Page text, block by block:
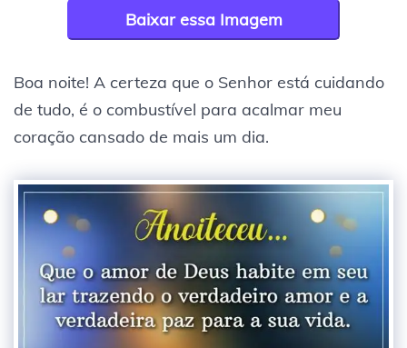
Baixar essa Imagem
Boa noite! A certeza que o Senhor está cuidando
de tudo, é o combustível para acalmar meu
coração cansado de mais um dia.